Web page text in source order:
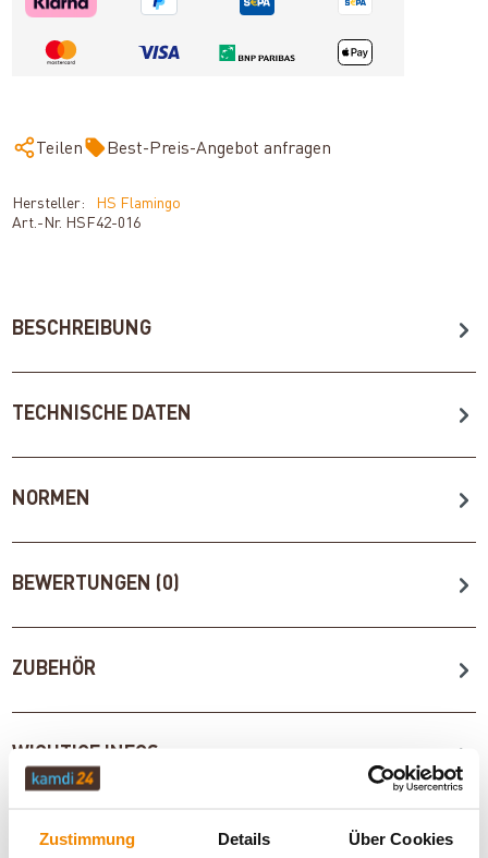
Zustimmung Details Über Cookies
Teilen Best-Preis-Angebot anfragen
Hersteller:
HS Flamingo
Art.-Nr. HSF42-016
BESCHREIBUNG
TECHNISCHE DATEN
NORMEN
BEWERTUNGEN (0)
ZUBEHÖR
WICHTIGE INFOS
Artikeldatenblatt drucken Frage zum Artikel